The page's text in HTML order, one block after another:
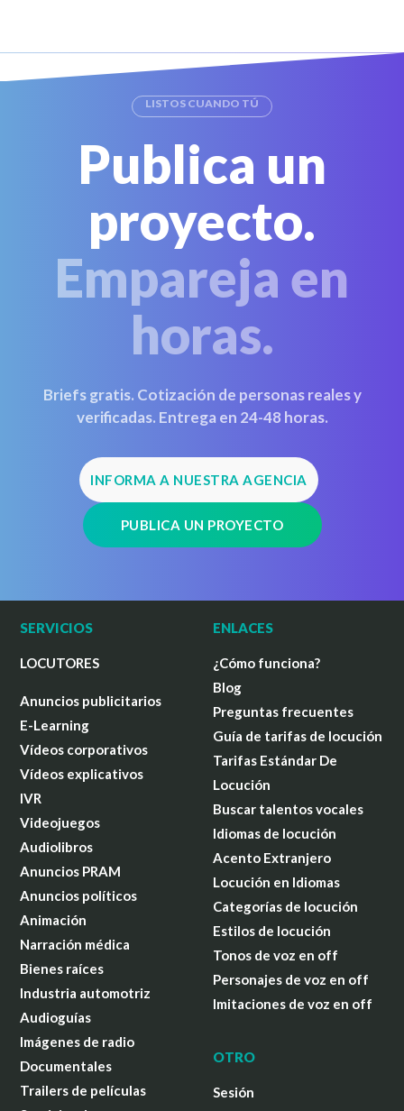
LISTOS CUANDO TÚ
Publica un
proyecto.
Empareja en
horas.
Briefs gratis. Cotización de personas reales y
verificadas. Entrega en 24-48 horas.
INFORMA A NUESTRA AGENCIA
PUBLICA UN PROYECTO
SERVICIOS
LOCUTORES
Anuncios publicitarios
E-Learning
Vídeos corporativos
Vídeos explicativos
IVR
Videojuegos
Audiolibros
Anuncios PRAM
Anuncios políticos
Animación
Narración médica
Bienes raíces
Industria automotriz
Audioguías
Imágenes de radio
Documentales
Trailers de películas
ENLACES
¿Cómo funciona?
Blog
Preguntas frecuentes
Guía de tarifas de locución
Tarifas Estándar De
Locución
Buscar talentos vocales
Idiomas de locución
Acento Extranjero
Locución en Idiomas
Categorías de locución
Estilos de locución
Tonos de voz en off
Personajes de voz en off
Imitaciones de voz en off
OTRO
Sesión